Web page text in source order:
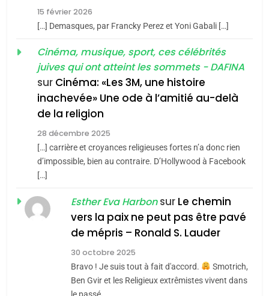
Tout sur la Nostalgie
SOUVENIRS
l’alliance pourrait
s’étendre à 13 pays
d’Amérique latine
ISRAÉL JUDAISME
2025, l’année la plus
meurtrière selon le
rapport d’ADL contre
l’antisémitisme
FRANCE ISRAÉL
FIÈRE, DIGNE ET RÉSILIENTE :
POURQUOI JE REVENDIQUE
15 février 2026
[…] Demasques, par Francky Perez et Yoni Gabali […]
Cinéma, musique, sport, ces célébrités
juives qui ont atteint les sommets - DAFINA
sur Cinéma: «Les 3M, une histoire
inachevée» Une ode à l’amitié au-delà
de la religion
28 décembre 2025
[…] carrière et croyances religieuses fortes n’a donc rien
d’impossible, bien au contraire. D’Hollywood à Facebook
[…]
Esther Eva Harbonsur Le chemin
vers la paix ne peut pas être pavé
de mépris – Ronald S. Lauder
30 octobre 2025
Bravo ! Je suis tout à fait d'accord.
Smotrich,
Ben Gvir et les Religieux extrêmistes vivent dans
POURQUOI JE REVENDIQUE
Zrihen-Dvir
CE QUI NOUS MANQUE –
Jacques Hadida
JUDAISME
Maroc : Les amandes de
Azilal consacrés produits
du terroir
DAFINA MAROC
Oeil ravageur – Vanessa De
Loya Stauber
CINEMA ISRAÉL